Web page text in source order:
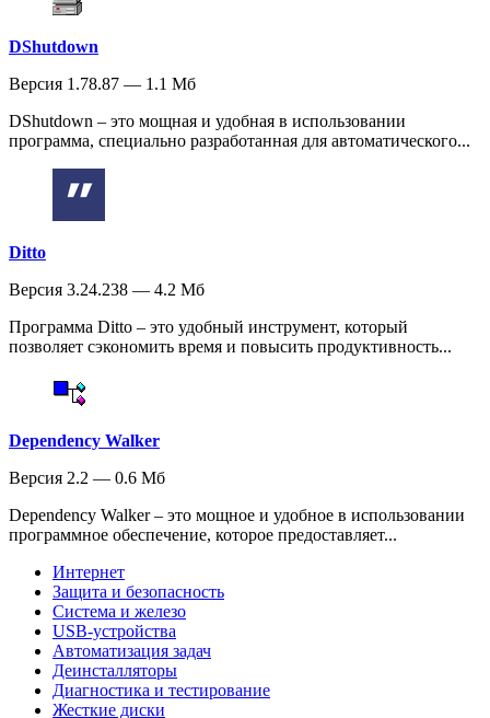
DShutdown
Версия 1.78.87 — 1.1 Мб
DShutdown – это мощная и удобная в использовании
программа, специально разработанная для автоматического...
Ditto
Версия 3.24.238 — 4.2 Мб
Программа Ditto – это удобный инструмент, который
позволяет сэкономить время и повысить продуктивность...
Dependency Walker
Версия 2.2 — 0.6 Мб
Dependency Walker – это мощное и удобное в использовании
программное обеспечение, которое предоставляет...
Интернет
Защита и безопасность
Система и железо
USB-устройства
Автоматизация задач
Деинсталляторы
Диагностика и тестирование
Жесткие диски